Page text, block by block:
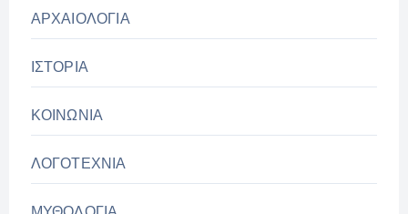
ΑΡΧΑΙΟΛΟΓΙΑ
ΙΣΤΟΡΙΑ
ΚΟΙΝΩΝΙΑ
ΛΟΓΟΤΕΧΝΙΑ